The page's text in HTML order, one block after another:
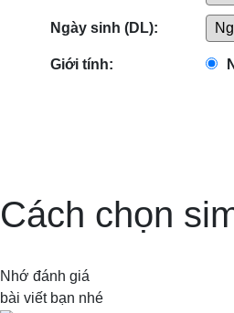
Ngày sinh (DL):
Giới tính:
Cách chọn
Nhớ đánh giá
bài viết bạn nhé